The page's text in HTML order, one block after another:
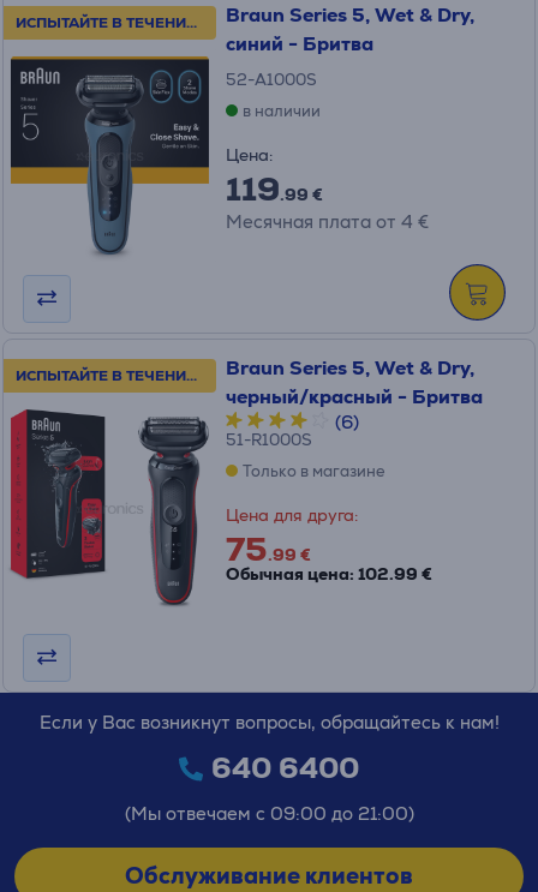
ИСПЫТАЙТЕ В ТЕЧЕНИЕ 100 ДНЕЙ!
Braun Series 5, Wet & Dry,
синий - Бритва
52-A1000S
в наличии
Цена:
119.99 €
Месячная плата от 4 €
ИСПЫТАЙТЕ В ТЕЧЕНИЕ 100 ДНЕЙ!
Braun Series 5, Wet & Dry,
черный/красный - Бритва
(6)
51-R1000S
Только в магазине
Цена для друга:
75.99 €
Обычная цена: 102.99 €
Если у Вас возникнут вопросы, обращайтесь к нам!
640 6400
(Мы отвечаем с 09:00 до 21:00)
Обслуживание клиентов